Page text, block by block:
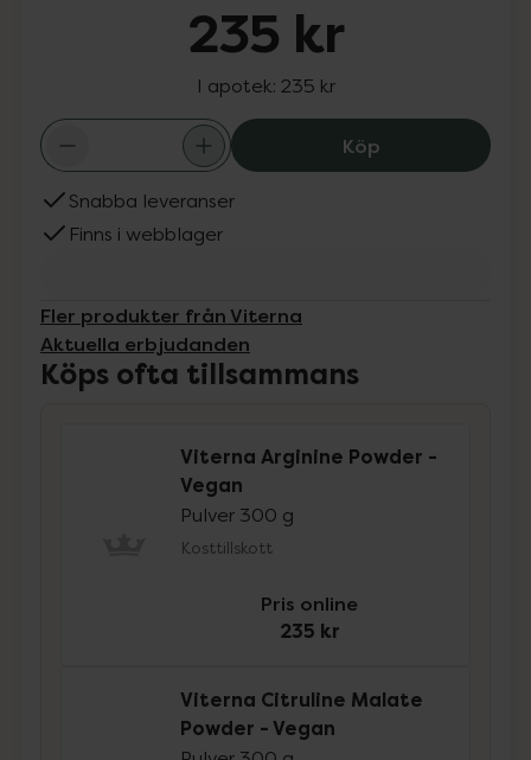
235 kr
I apotek: 235 kr
KöpViterna
Snabba leveranser
Finns i webblager
Fler produkter från Viterna
Aktuella erbjudanden
Köps ofta tillsammans
Viterna Arginine Powder -
Vegan
Pulver 300 g
Kosttillskott
Pris online
235 kr
Viterna Citruline Malate
Powder - Vegan